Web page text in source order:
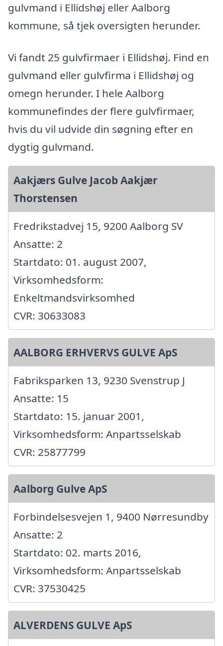
gulvmand i Ellidshøj eller Aalborg
kommune, så tjek oversigten herunder.
Vi fandt 25 gulvfirmaer i Ellidshøj. Find en
gulvmand eller gulvfirma i Ellidshøj og
omegn herunder. I hele Aalborg
kommunefindes der flere gulvfirmaer,
hvis du vil udvide din søgning efter en
dygtig gulvmand.
Aakjærs Gulve Jacob Aakjær
Thorstensen
Fredrikstadvej 15, 9200 Aalborg SV
Ansatte: 2
Startdato: 01. august 2007,
Virksomhedsform:
Enkeltmandsvirksomhed
CVR: 30633083
AALBORG ERHVERVS GULVE ApS
Fabriksparken 13, 9230 Svenstrup J
Ansatte: 15
Startdato: 15. januar 2001,
Virksomhedsform: Anpartsselskab
CVR: 25877799
Aalborg Gulve ApS
Forbindelsesvejen 1, 9400 Nørresundby
Ansatte: 2
Startdato: 02. marts 2016,
Virksomhedsform: Anpartsselskab
CVR: 37530425
ALVERDENS GULVE ApS